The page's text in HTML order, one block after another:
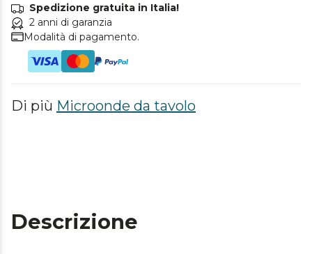
Spedizione gratuita in Italia!
2 anni di garanzia
Modalità di pagamento.
Di più Microonde da tavolo
Descrizione